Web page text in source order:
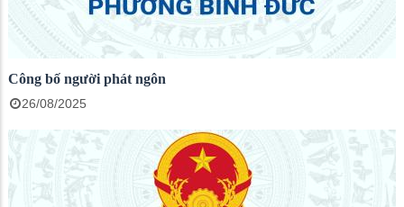
Công bố người phát ngôn
26/08/2025